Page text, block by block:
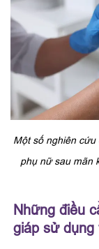
Một số nghiên
phụ nữ sau mãn
Những điều
giáp sử dụng